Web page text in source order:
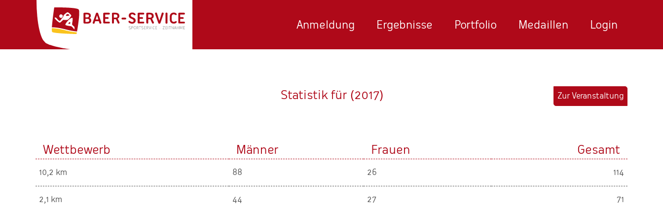
Anmeldung Ergebnisse Portfolio Medaillen Login
Statistik für (2017) Zur Veranstaltung
Wettbewerb Männer Frauen Gesamt
10,2 km 88 26 114
2,1 km 44 27 71